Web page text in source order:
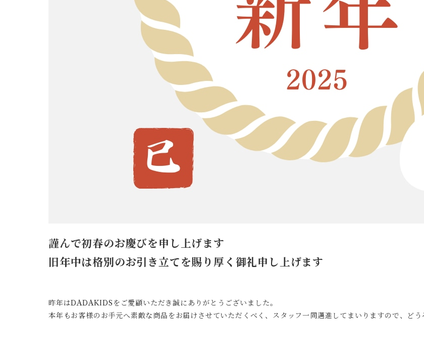
謹んで初春のお慶びを申し上げます
旧年中は格別のお引き立てを賜り厚く御礼申し上げます
昨年はDADAKIDSをご愛顧いただき誠にありがとうございました。
本年もお客様のお手元へ素敵な商品をお届けさせていただくべく、スタッフ一同邁進してまいりますので、ど